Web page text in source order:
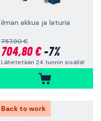
ilman akkua ja laturia
757,90 €
704,80 €-7%
Lähetetään 24 tunnin sisällä!
Back to work